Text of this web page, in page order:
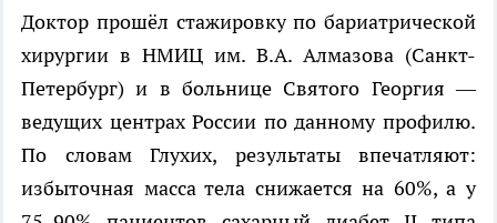
Доктор прошёл стажировку по бариатрической
хирургии в НМИЦ им. В.А. Алмазова (Санкт-
Петербург) и в больнице Святого Георгия —
ведущих центрах России по данному профилю.
По словам Глухих, результаты впечатляют:
избыточная масса тела снижается на 60%, а у